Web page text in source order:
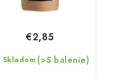
Skladom (>5 balenie)
€2,85